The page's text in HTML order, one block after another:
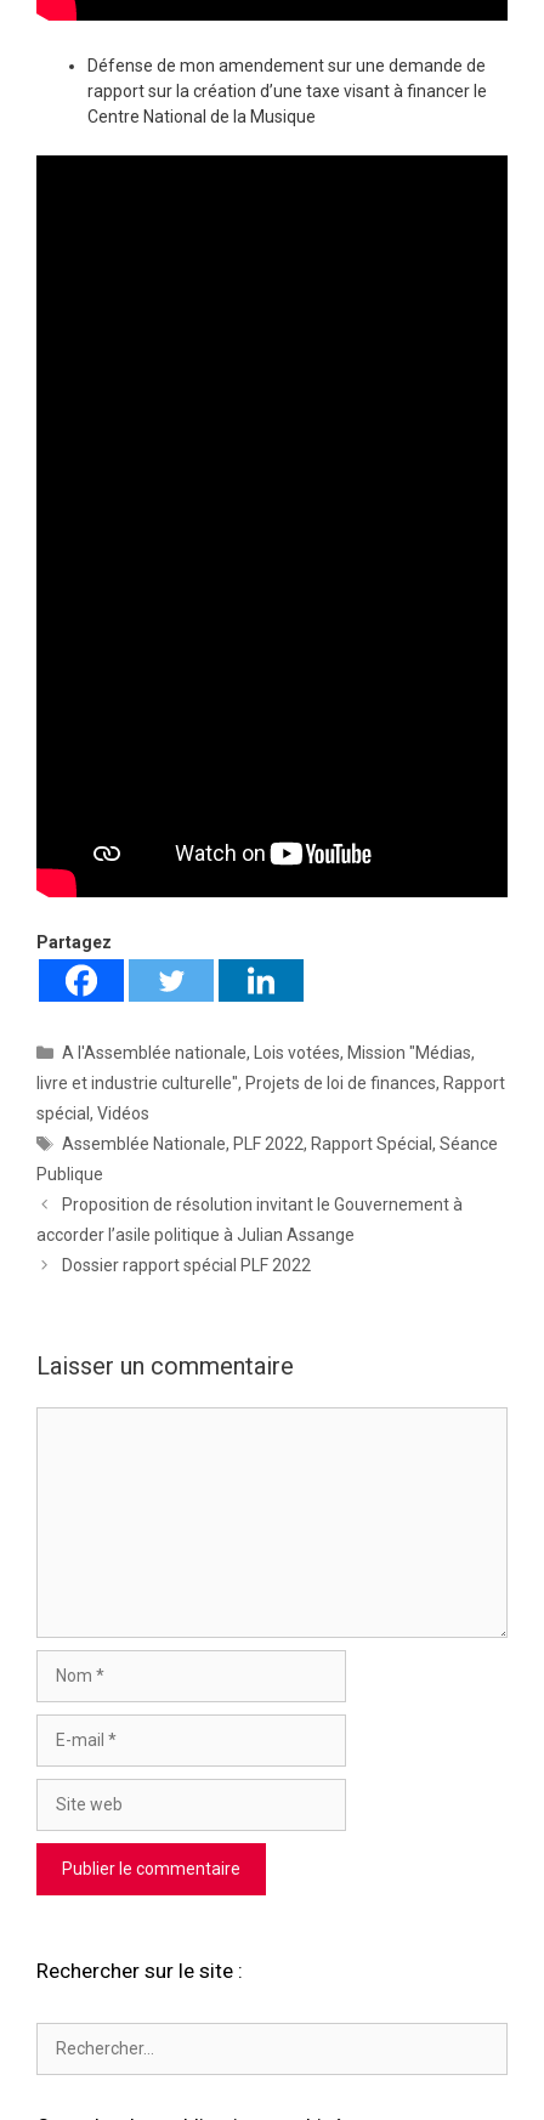
Défense de mon amendement sur une demande de
rapport sur la création d’une taxe visant à financer le
Centre National de la Musique
Partagez
Catégories
A l'Assemblée nationale, Lois votées, Mission "Médias,
livre et industrie culturelle", Projets de loi de finances, Rapport
spécial , Vidéos
Étiquettes
Assemblée Nationale, PLF 2022, Rapport Spécial,Séance
Publique
Proposition de résolution invitant le Gouvernement à
accorder l’asile politique à Julian Assange
Dossier rapport spécial PLF 2022
Laisser un commentaire
mail
web
Rechercher sur le site :